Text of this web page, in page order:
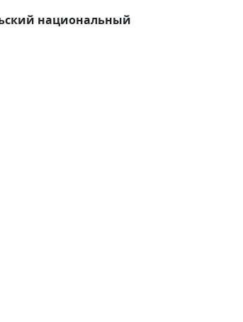
национальный